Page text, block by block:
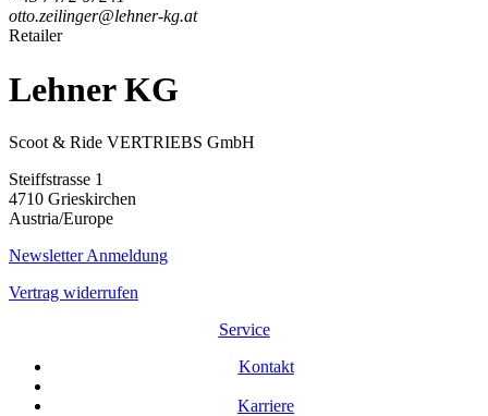
otto.zeilinger@lehner-kg.at
Retailer
Lehner KG
Scoot & Ride VERTRIEBS GmbH
Steiffstrasse 1
4710 Grieskirchen
Austria/Europe
Newsletter Anmeldung
Vertrag widerrufen
Service
Kontakt
Karriere